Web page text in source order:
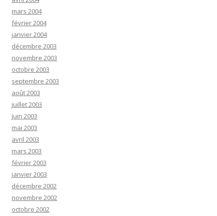
mars 2004
février 2004
janvier 2004
décembre 2003
novembre 2003
octobre 2003
septembre 2003
août 2003
juillet 2003
juin 2003
mai 2003
avril 2003
mars 2003
février 2003
janvier 2003
décembre 2002
novembre 2002
octobre 2002